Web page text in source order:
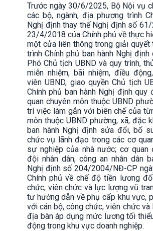
Trước ngày 30/6/2025, Bộ Nội vụ
các bộ, ngành, địa phương trình
Nghị định thay thế Nghị định số
23/4/2018 của Chính phủ về thực
một cửa liên thông trong giải quyết
trình Chính phủ ban hành Nghị
Phó Chủ tịch UBND và quy trình,
miễn nhiệm, bãi nhiệm, điều
viên UBND, giao quyền Chủ tịch
Chính phủ ban hành Nghị định
quan chuyên môn thuộc UBND
trí việc làm gắn với biên chế của
môn thuộc UBND phường, xã, đặc
ban hành Nghị định sửa đổi, bổ
chức vụ lãnh đạo trong các cơ
sự nghiệp của nhà nước; cơ quan
đội nhân dân, công an nhân dân
Nghị định số 204/2004/NĐ-CP
Chính phủ về chế độ tiền lương
chức, viên chức và lực lượng vũ
tư hướng dẫn về phụ cấp khu vực,
với cán bộ, công chức, viên chức
địa bàn áp dụng mức lương tối
động trong khu vực doanh nghiệp.